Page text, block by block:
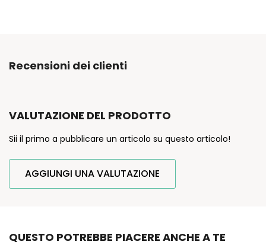
Recensioni dei clienti
VALUTAZIONE DEL PRODOTTO
Sii il primo a pubblicare un articolo su questo articolo!
AGGIUNGI UNA VALUTAZIONE
QUESTO POTREBBE PIACERE ANCHE A TE